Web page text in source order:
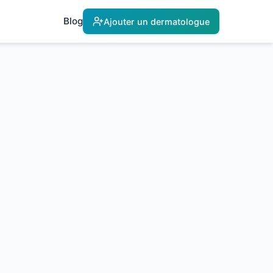
Blog Ajouter un dermatologue